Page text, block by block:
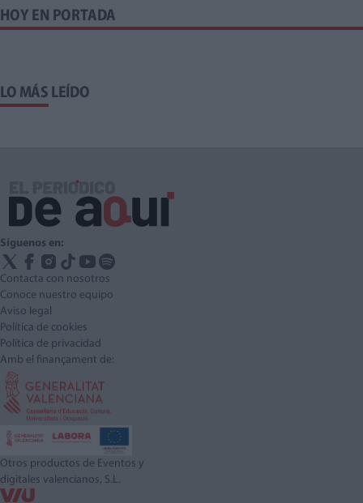
HOY EN PORTADA
LO MÁS LEÍDO
Síguenos en:
Contacta con nosotros
Conoce nuestro equipo
Aviso legal
Política de cookies
Política de privacidad
Amb el finançament de:
Otros productos de Eventos y
digitales valencianos, S.L.